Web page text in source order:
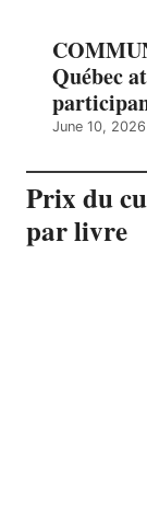
Québec
June 10, 2026
Prix du
par livre